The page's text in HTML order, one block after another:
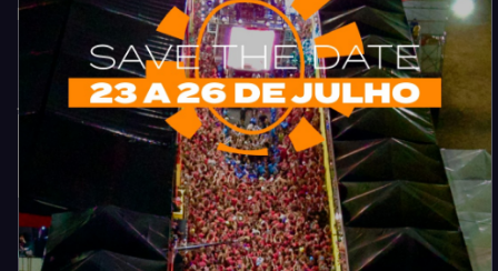
Fortaleza. Dicas, promoções, coberturas exclusivas e muito mais.
Categorias